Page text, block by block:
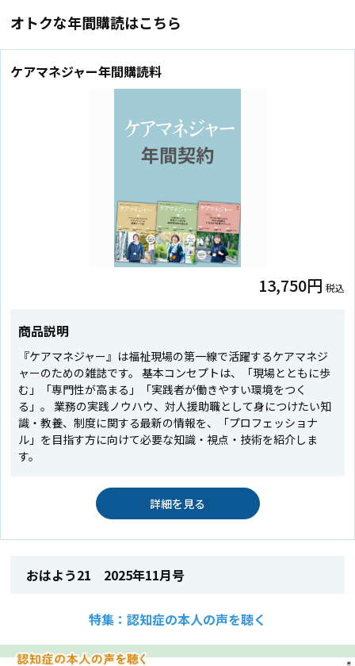
オトクな年間購読はこちら
ケアマネジャー年間購読料
13,750円 税込
商品説明
『ケアマネジャー』は福祉現場の第一線で活躍するケアマネジ
ャーのための雑誌です。 基本コンセプトは、「現場とともに歩
む」「専門性が高まる」「実践者が働きやすい環境をつく
る」。 業務の実践ノウハウ、対人援助職として身につけたい知
識・教養、制度に関する最新の情報を、「プロフェッショナ
ル」を目指す方に向けて必要な知識・視点・技術を紹介しま
す。
詳細を見る
おはよう21 2025年11月号
特集：認知症の本人の声を聴く